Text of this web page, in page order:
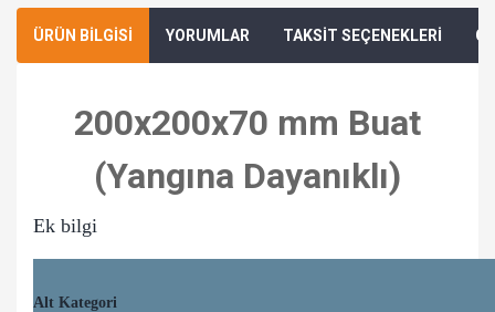
ÜRÜN BİLGİSİ YORUMLAR TAKSİT SEÇENEKLERİ
200x200x70 mm Buat
(Yangına Dayanıklı)
Ek bilgi
Alt Kategori